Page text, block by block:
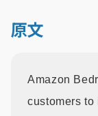
原文
Amazon
customers to